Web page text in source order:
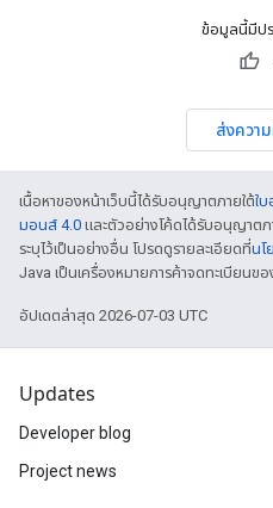
ข้อมูลนี้มีปร
ส่งควา
เนื้อหาของหน้าเว็บนี้ได้รับอนุญาตภายใต้ใ
มอนส์ 4.0 และตัวอย่างโค้ดได้รับอนุญาตภ
ระบุไว้เป็นอย่างอื่น โปรดดูรายละเอียดที่นโ
Java เป็นเครื่องหมายการค้าจดทะเบียนข
อัปเดตล่าสุด 2026-07-03 UTC
Updates
Developer blog
Project news